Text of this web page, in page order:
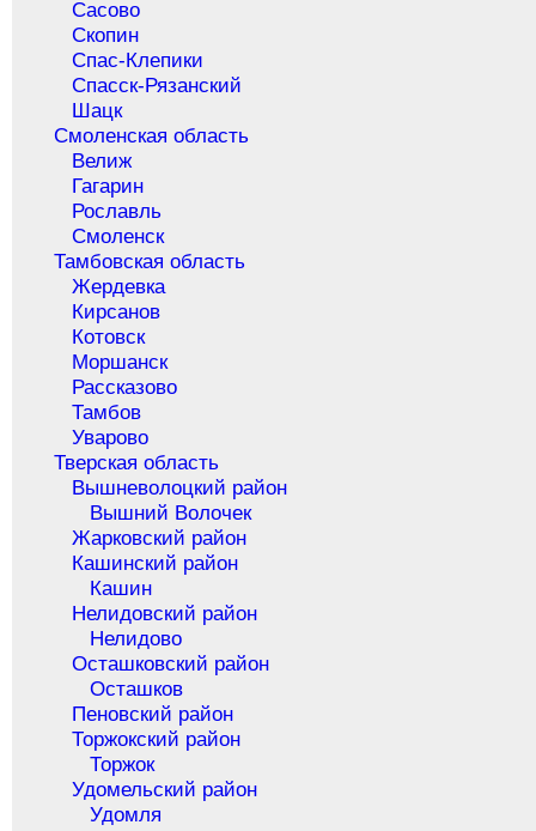
Сасово
Скопин
Спас-Клепики
Спасск-Рязанский
Шацк
Смоленская область
Велиж
Гагарин
Рославль
Смоленск
Тамбовская область
Жердевка
Кирсанов
Котовск
Моршанск
Рассказово
Тамбов
Уварово
Тверская область
Вышневолоцкий район
Вышний Волочек
Жарковский район
Кашинский район
Кашин
Нелидовский район
Нелидово
Осташковский район
Осташков
Пеновский район
Торжокский район
Торжок
Удомельский район
Удомля